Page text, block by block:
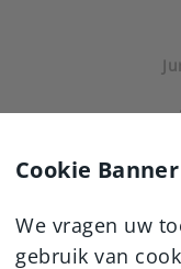
Cookie Banner
We vragen uw
gebruik van